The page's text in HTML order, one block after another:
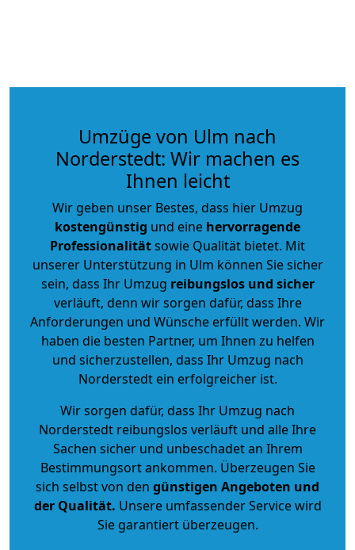
Umzüge von Ulm nach
Norderstedt: Wir machen es
Ihnen leicht
Wir geben unser Bestes, dass hier Umzug
kostengünstig und eine hervorragende
Professionalitätsowie Qualität bietet. Mit
unserer Unterstützung in Ulm können Sie sicher
sein, dass Ihr Umzug reibungslos und sicher
verläuft, denn wir sorgen dafür, dass Ihre
Anforderungen und Wünsche erfüllt werden. Wir
haben die besten Partner, um Ihnen zu helfen
und sicherzustellen, dass Ihr Umzug nach
Norderstedt ein erfolgreicher ist.
Wir sorgen dafür, dass Ihr Umzug nach
Norderstedt reibungslos verläuft und alle Ihre
Sachen sicher und unbeschadet an Ihrem
Bestimmungsort ankommen. Überzeugen Sie
sich selbst von den günstigen Angeboten und
der Qualität. Unsere umfassender Service wird
Sie garantiert überzeugen.